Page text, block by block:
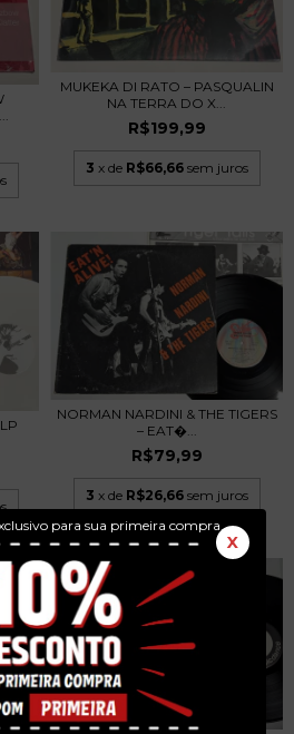
para sua primeira compra.
X
MUKEKA DI RATO – PASQUALIN
NA TERRA DO X...
R$199,99
3 x de R$66,66 sem juros
NORMAN NARDINI & THE TIGERS
– EAT�...
R$79,99
3 x de R$26,66 sem juros